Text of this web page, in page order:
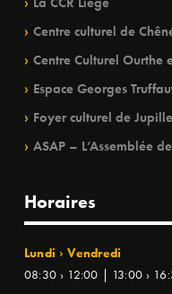
Centre culturel de
Centre Culturel Ourthe
Espace Georges
Foyer culturel de
ASAP – L’Assemblée
Horaires
Lundi › Vendredi
08:30 › 12:00 | 13:00 ›